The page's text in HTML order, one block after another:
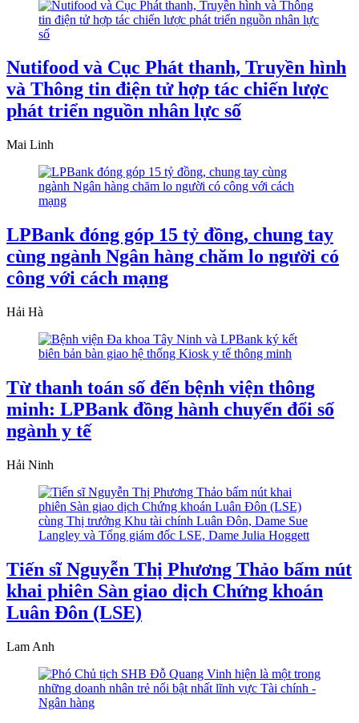
Nutifood và Cục Phát thanh, Truyền hình
và Thông tin điện tử hợp tác chiến lược
phát triển nguồn nhân lực số
Mai Linh
LPBank đóng góp 15 tỷ đồng, chung tay
cùng ngành Ngân hàng chăm lo người có
công với cách mạng
Hải Hà
Từ thanh toán số đến bệnh viện thông
minh: LPBank đồng hành chuyển đổi số
ngành y tế
Hải Ninh
Tiến sĩ Nguyễn Thị Phương Thảo bấm nút
khai phiên Sàn giao dịch Chứng khoán
Luân Đôn (LSE)
Lam Anh